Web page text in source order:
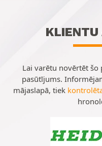
KLIENTU
Lai varētu novērtēt
pasūtījums.
mājaslapā, tiek